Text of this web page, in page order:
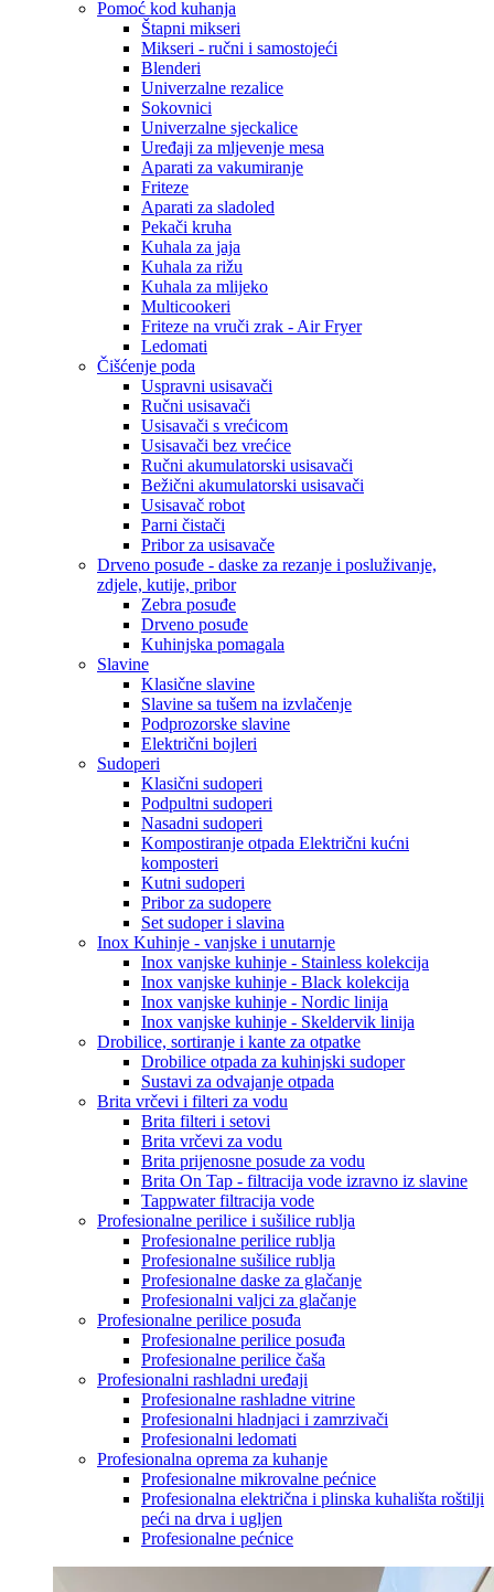
Pomoć kod kuhanja
Štapni mikseri
Mikseri - ručni i samostojeći
Blenderi
Univerzalne rezalice
Sokovnici
Univerzalne sjeckalice
Uređaji za mljevenje mesa
Aparati za vakumiranje
Friteze
Aparati za sladoled
Pekači kruha
Kuhala za jaja
Kuhala za rižu
Kuhala za mlijeko
Multicookeri
Friteze na vruči zrak - Air Fryer
Ledomati
Čišćenje poda
Uspravni usisavači
Ručni usisavači
Usisavači s vrećicom
Usisavači bez vrećice
Ručni akumulatorski usisavači
Bežični akumulatorski usisavači
Usisavač robot
Parni čistači
Pribor za usisavače
Drveno posuđe - daske za rezanje i posluživanje,
zdjele, kutije, pribor
Zebra posuđe
Drveno posuđe
Kuhinjska pomagala
Slavine
Klasične slavine
Slavine sa tušem na izvlačenje
Podprozorske slavine
Električni bojleri
Sudoperi
Klasični sudoperi
Podpultni sudoperi
Nasadni sudoperi
Kompostiranje otpada Električni kućni
komposteri
Kutni sudoperi
Pribor za sudopere
Set sudoper i slavina
Inox Kuhinje - vanjske i unutarnje
Inox vanjske kuhinje - Stainless kolekcija
Inox vanjske kuhinje - Black kolekcija
Inox vanjske kuhinje - Nordic linija
Inox vanjske kuhinje - Skeldervik linija
Drobilice, sortiranje i kante za otpatke
Drobilice otpada za kuhinjski sudoper
Sustavi za odvajanje otpada
Brita vrčevi i filteri za vodu
Brita filteri i setovi
Brita vrčevi za vodu
Brita prijenosne posude za vodu
Brita On Tap - filtracija vode izravno iz slavine
Tappwater filtracija vode
Profesionalne perilice i sušilice rublja
Profesionalne perilice rublja
Profesionalne sušilice rublja
Profesionalne daske za glačanje
Profesionalni valjci za glačanje
Profesionalne perilice posuđa
Profesionalne perilice posuđa
Profesionalne perilice čaša
Profesionalni rashladni uređaji
Profesionalne rashladne vitrine
Profesionalni hladnjaci i zamrzivači
Profesionalni ledomati
Profesionalna oprema za kuhanje
Profesionalne mikrovalne pećnice
Profesionalna električna i plinska kuhališta roštilji
peći na drva i ugljen
Profesionalne pećnice